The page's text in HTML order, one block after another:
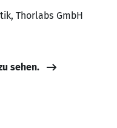
Thorlabs GmbH
sehen.